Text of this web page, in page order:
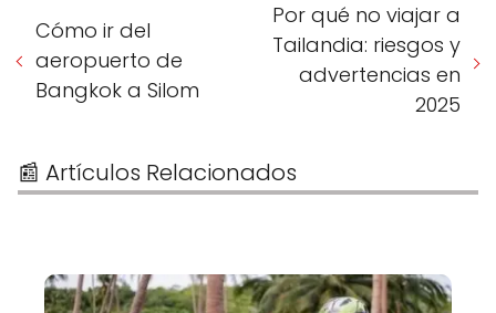
Cómo ir del
aeropuerto de
Bangkok a Silom
Por qué no viajar a
Tailandia: riesgos y
advertencias en
2025
📰 Artículos Relacionados